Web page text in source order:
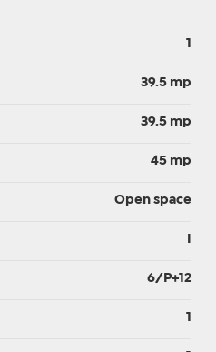
1
39.5 mp
39.5 mp
45 mp
Open space
6/P+12
1